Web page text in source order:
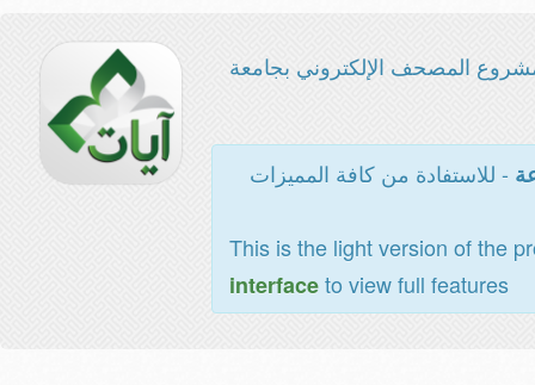
المصحف الإلكتروني بجامعة
- للاستفادة من كافة المميزات
This is the light version of the
interfaceto view full features